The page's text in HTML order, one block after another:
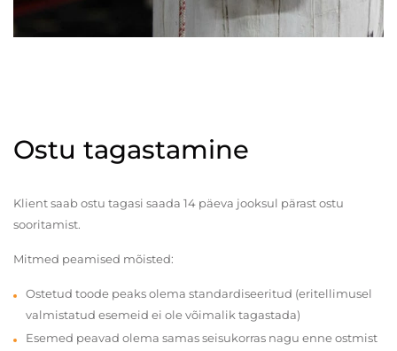
Ostu tagastamine
Klient saab ostu tagasi saada 14 päeva jooksul pärast ostu
sooritamist.
Mitmed peamised mõisted:
Ostetud toode peaks olema standardiseeritud (eritellimusel
valmistatud esemeid ei ole võimalik tagastada)
Esemed peavad olema samas seisukorras nagu enne ostmist